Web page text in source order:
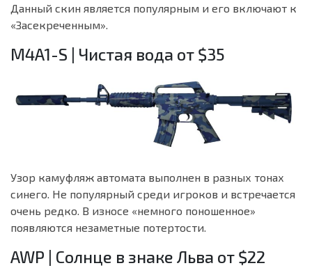
Данный скин является популярным и его включают к
«Засекреченным».
M4A1-S | Чистая вода от $35
Узор камуфляж автомата выполнен в разных тонах
синего. Не популярный среди игроков и встречается
очень редко. В износе «немного поношенное»
появляются незаметные потертости.
AWP | Солнце в знаке Льва от $22